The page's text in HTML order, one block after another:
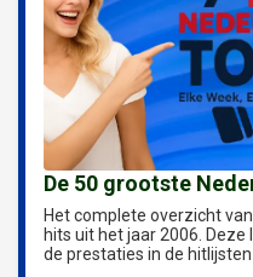
De 50 grootste
Het complete overzicht
hits uit het jaar 2006. Deze
de prestaties in de hitlijsten